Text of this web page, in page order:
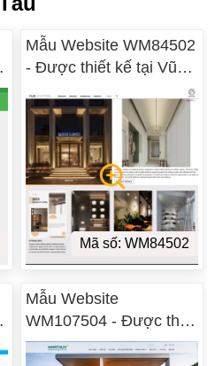
Mẫu Website WM84502
- Được thiết kế tại Vũng
Mã số: WM84502
Mẫu Website
WM107504 - Được thiết
kế tại Vũng Tàu